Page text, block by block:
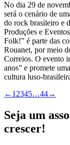
No dia 29 de
será o cenário de
do rock brasileiro e
Produções e
Folk!” é parte das
Rouanet, por meio
Correios. O evento
anos” e promete
cultura luso-
← 1 2345…44→
Seja um
crescer!